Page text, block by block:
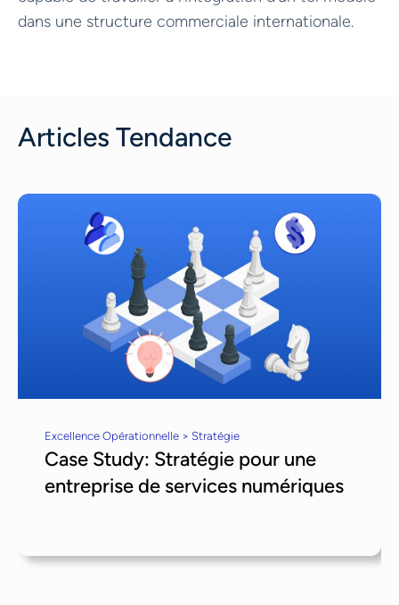
dans une structure commerciale internationale.
Articles Tendance
Excellence Opérationnelle > Stratégie
Case Study: Stratégie pour une
entreprise de services numériques